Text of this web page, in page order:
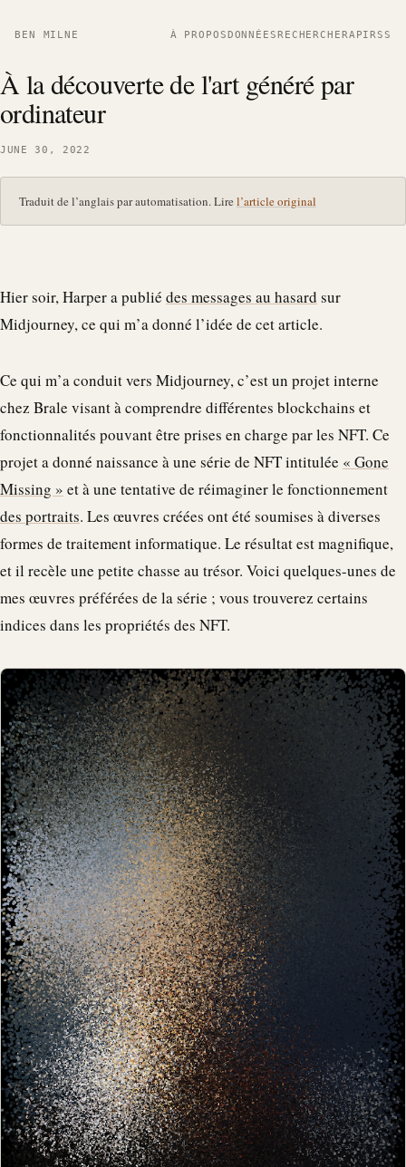
BEN MILNE À PROPOSDONNÉESRECHERCHERAPIRSS
À la découverte de l'art généré par
ordinateur
JUNE 30, 2022
Traduit de l’anglais par automatisation. Lire l’article original
Hier soir, Harper a publié des messages au hasard sur
Midjourney, ce qui m’a donné l’idée de cet article.
Ce qui m’a conduit vers Midjourney, c’est un projet interne
chez Brale visant à comprendre différentes blockchains et
fonctionnalités pouvant être prises en charge par les NFT. Ce
projet a donné naissance à une série de NFT intitulée « Gone
Missing » et à une tentative de réimaginer le fonctionnement
des portraits. Les œuvres créées ont été soumises à diverses
formes de traitement informatique. Le résultat est magnifique,
et il recèle une petite chasse au trésor. Voici quelques-unes de
mes œuvres préférées de la série ; vous trouverez certains
indices dans les propriétés des NFT.